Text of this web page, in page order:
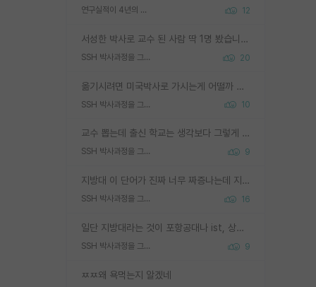
연구실적이 4년의 공백이 있는거 어떻게 생각하냐 12
서성한 박사로 교수 된 사람 딱 1명 봤습니다. 근데 지방대 박사로 교수된 거는 기적이 일어나야되요. 서성한 학부부터여도 빡센게 교수임용일텐데 지방대박사로 무슨 교수가 되나요...... 중소기업/중견기업 팀장급/연구소장급이나 될거 같네요.
SSH 박사과정을 그만두고 지방대 박사로 옮기면 교수의 꿈은 끝일까요? 20
옮기시려면 미국박사로 가시는게 어떨까 싶네요. 교수가 꿈이면 미국박사 하고 미국교수 까지 같이 노리시는게 기회가 많지 않을까요?
SSH 박사과정을 그만두고 지방대 박사로 옮기면 교수의 꿈은 끝일까요? 10
교수 뽑는데 출신 학교는 생각보다 그렇게 안 봄. 앞으로는 더 안 보게 될거임. 박사는 어디서 진행해도 됨. 단, 제대로 쌓고 좋은 실적 만들 수 있다면. 그런데 지방대는 그럴 가능성이 지극히 낮음. 나만 열심히 잘 하면 된다? 인간은 주변 환경에 지배되는 나약한 존재임. 주변의 지방대 대학원생과 섞이고 지방 특유의 여유로움 또는 나쁘게 얘기해서 나태함에 젖어 살다보면 교수의 꿈 자체를 잊어버리게 될 가능성도 있음. 주변 환경이 70~80%임.
SSH 박사과정을 그만두고 지방대 박사로 옮기면 교수의 꿈은 끝일까요? 9
지방대 이 단어가 진짜 너무 짜증나는데 지방대면 다 그냥 쓰레기인가요? 무슨 말 같지도 않은 댓글들이 있는건지??? 지방에도 충분히 좋은 대학 많고 충분히 잘하는 교수님들 많습니다 포항공대 4개 IST 대표 지거국들 여기 모두 다 지방에 있고 여기 출신들 중에 교수하는 분들 적지 않습니다 지거국 출신이 무슨 교수를 하냐?라고 생각할 사람들 많은데 상위 대표 지거국에 아웃라이어들 많습니다 결국 개인의 연구역량과 실적이 중요합니다 이 역량을 펼치는데 있어서 지도교수와의 합도 중요합니다. 그리고 경력이 필요하면 해외포닥까지 다녀오세요
SSH 박사과정을 그만두고 지방대 박사로 옮기면 교수의 꿈은 끝일까요? 16
일단 지방대라는 것이 포항공대나 ist, 상위 지거국은 아니라고 생각하겠습니다. 그런곳은 서성한에 비해 소위 대학 네임밸류가 크게 뒤떨어지지는 않으니까요. 대학 이름이 중요하냐? 당연합니다. 대학 이름이 좋아서 좋은 아웃풋이 나오는 것이냐, 좋은 대학은 좋은 사람과 좋은 기회가 몰려있으니 아웃풋도 자연스럽게 좋아지는 것이냐? 대답하기 어려운 문제입니다. 아직 한국 사회에서 학벌을 보는 것도, 특히 이공계를 중심으로 학벌보다는 실적 위주라는 분위기가 형성되는 것도 사실입니다. 지방대 출신으로 전임교수가 될수 있느냐? 가능 불가능을 따지면 당연히 가능입니다. 지방대 박사 출신으로 전임교원이 된 경우가 실제로 있으니까요. 현실적인 가능성이 있느냐? 지금 이정도 대학의 교수가 되고싶다고 생각되는 대학 들어가서 컴공과 교수 목록 켜고 박사 어디서 받았는지 쭉 한번 보세요. 냉정하게 지방대 출신인 분들이 많지는 않으실겁니다.
SSH 박사과정을 그만두고 지방대 박사로 옮기면 교수의 꿈은 끝일까요? 9
ㅉㅉ왜 욕먹는지 알겠네